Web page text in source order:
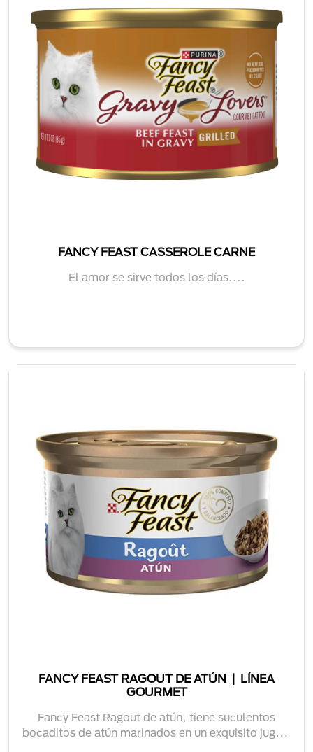
FANCY FEAST CASSEROLE CARNE
El amor se sirve todos los días....
FANCY FEAST RAGOUT DE ATÚN | LÍNEA
GOURMET
Fancy Feast Ragout de atún, tiene suculentos
bocaditos de atún marinados en un exquisito jugo y